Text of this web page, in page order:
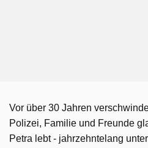
Vor über 30 Jahren
Polizei, Familie und Freunde
Petra lebt - jahrzehntelang